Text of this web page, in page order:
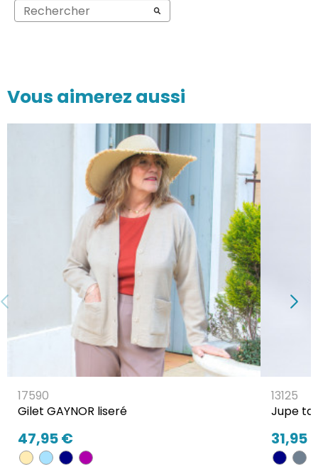
Vous aimerez aussi
17590
Gilet GAYNOR liseré
47,95 €
13125
Jupe
31,95